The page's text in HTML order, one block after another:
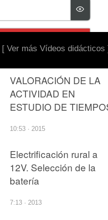
[ Ver más Vídeos didácticos
VALORACIÓN DE LA
ACTIVIDAD EN
ESTUDIO DE
10:53 · 2015
Electrificación rural a
12V. Selección de la
batería
7:13 · 2013